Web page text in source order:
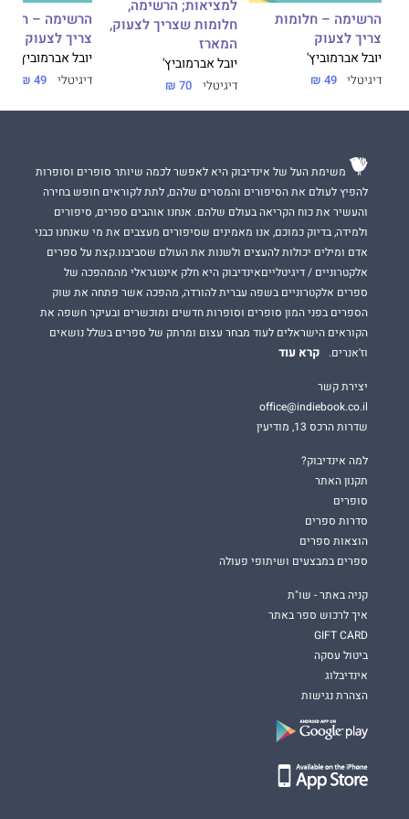
הרשימה – חלומות
צריך לצעוק
יובל אברמוביץ'
דיגיטלי 49 ₪
למציאות; הרשימה,
חלומות שצריך לצעוק,
המארז
יובל אברמוביץ'
דיגיטלי 70 ₪
הרשימה –
צריך לצעוק
יובל אברמוביץ'
דיגיטלי 49 ₪
משימת העל של אינדיבוק היא לאפשר לכמה שיותר סופרים וסופרות
להפיץ לעולם את הסיפורים והמסרים שלהם, לתת לקוראים חופש בחירה
והעשיר את כוח הקריאה בעולם שלהם. אנחנו אוהבים ספרים, סיפורים
ולמידה, בדיוק כמוכם, אנו מאמינים שסיפורים מעצבים את מי שאנחנו כבני
אדם ומילים יכולות להעצים ולשנות את העולם שסביבנו.קצת על ספרים
אלקטרוניים / דיגיטלייםאינדיבוק היא חלק אינטגראלי מהמהפכה של
ספרים אלקטרוניים בשפה עברית להורדה, מהפכה אשר פתחה את שוק
הספרים בפני המון סופרים וסופרות חדשים ומוכשרים ובעיקר חשפה את
הקוראים הישראלים לעוד מבחר עצום ומרתק של ספרים בשלל נושאים
וז'אנרים.
קרא עוד
יצירת קשר
office@indiebook.co.il
שדרות הרכס 13, מודיעין
למה אינדיבוק?
תקנון האתר
סופרים
סדרות ספרים
הוצאות ספרים
ספרים במבצעים ושיתופי פעולה
קניה באתר - שו"ת
איך לרכוש ספר באתר
GIFT CARD
ביטול עסקה
אינדיבלוג
הצהרת נגישות